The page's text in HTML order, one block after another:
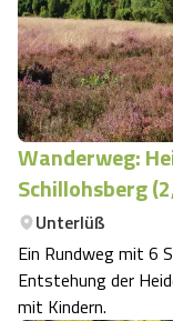
Wanderweg:
Schillohsberg
Unterlüß
Ein Rundweg mit 6
Entstehung der
mit Kindern.